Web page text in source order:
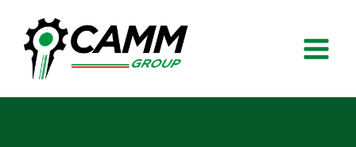
naar
inhoud